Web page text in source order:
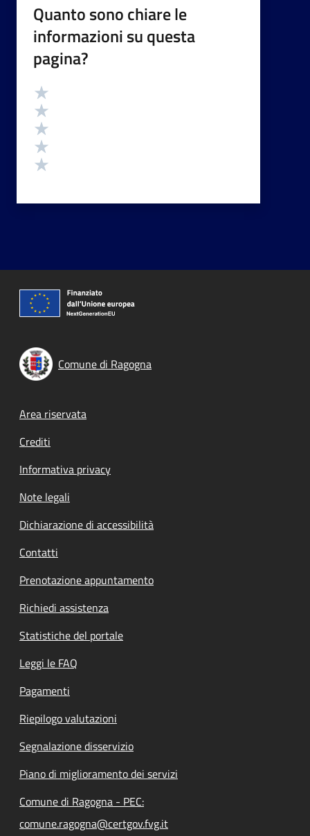
Quanto sono chiare le
informazioni su questa
pagina?
Valutazione
Comune di Ragogna
Footer menu
Area riservata
Crediti
Informativa privacy
Note legali
Dichiarazione di accessibilità
Contatti
Prenotazione appuntamento
Richiedi assistenza
Statistiche del portale
Leggi le FAQ
Pagamenti
Riepilogo valutazioni
Segnalazione disservizio
Piano di miglioramento dei servizi
Comune di Ragogna - PEC:
comune.ragogna@certgov.fvg.it